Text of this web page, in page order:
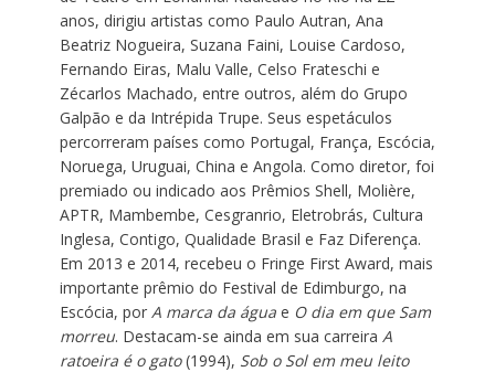
anos, dirigiu artistas como Paulo Autran, Ana
Beatriz Nogueira, Suzana Faini, Louise Cardoso,
Fernando Eiras, Malu Valle, Celso Frateschi e
Zécarlos Machado, entre outros, além do Grupo
Galpão e da Intrépida Trupe. Seus espetáculos
percorreram países como Portugal, França, Escócia,
Noruega, Uruguai, China e Angola. Como diretor, foi
premiado ou indicado aos Prêmios Shell, Molière,
APTR, Mambembe, Cesgranrio, Eletrobrás, Cultura
Inglesa, Contigo, Qualidade Brasil e Faz Diferença.
Em 2013 e 2014, recebeu o Fringe First Award, mais
importante prêmio do Festival de Edimburgo, na
Escócia, por A marca da águae O dia em que Sam
morreu. Destacam-se ainda em sua carreira A
ratoeira é o gato(1994), Sob o Sol em meu leito